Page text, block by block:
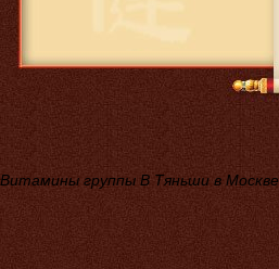
Витамины группы В Тяньши в Москве